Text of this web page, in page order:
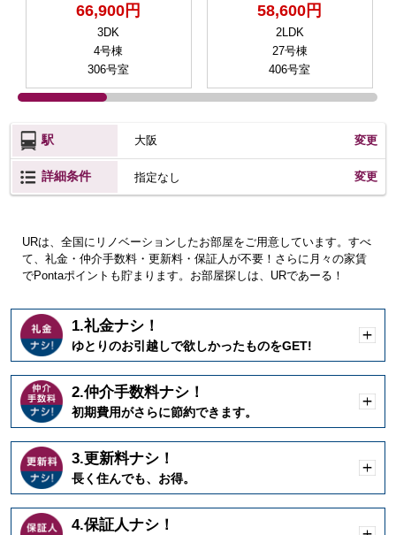
66,900円
3DK
4号棟
306号室
58,600円
2LDK
27号棟
406号室
駅 大阪 変更
詳細条件 指定なし 変更
URは、全国にリノベーションしたお部屋をご用意しています。すべ
て、礼金・仲介手数料・更新料・保証人が不要！さらに月々の家賃
でPontaポイントも貯まります。お部屋探しは、URであーる！
1.礼金ナシ！
ゆとりのお引越しで欲しかったものをGET!
く
2.仲介手数料ナシ！
初期費用がさらに節約できます。
く
3.更新料ナシ！
長く住んでも、お得。
く
4.保証人ナシ！